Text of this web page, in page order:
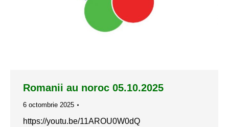
Romanii au noroc 05.10.2025
6 octombrie 2025
https://youtu.be/11AROU0W0dQ